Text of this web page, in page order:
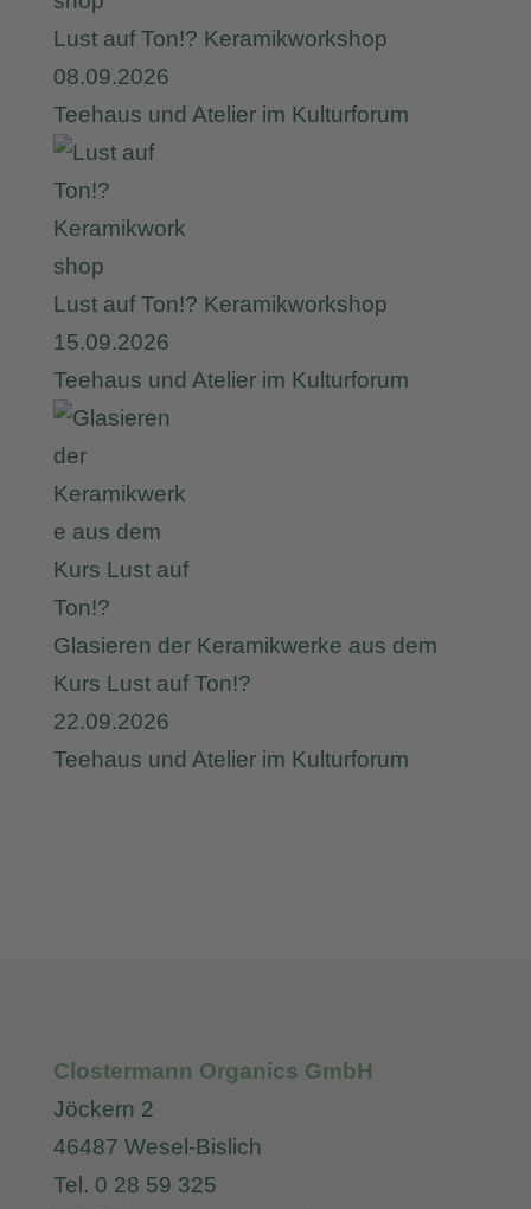
Lust auf Ton!? Keramikworkshop
08.09.2026
Teehaus und Atelier im Kulturforum
Lust auf Ton!? Keramikworkshop
15.09.2026
Teehaus und Atelier im Kulturforum
Glasieren der Keramikwerke aus dem
Kurs Lust auf Ton!?
22.09.2026
Teehaus und Atelier im Kulturforum
Clostermann Organics GmbH
Jöckern 2
46487 Wesel-Bislich
Tel. 0 28 59 325